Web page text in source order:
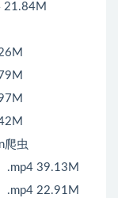
21.84M
爬虫
.mp4 39.13M
.mp4 22.91M